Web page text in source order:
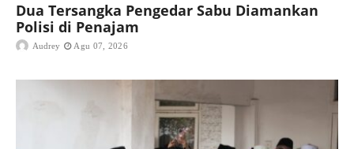
Dua Tersangka Pengedar Sabu Diamankan
Polisi di Penajam
Audrey Agu 07, 2026